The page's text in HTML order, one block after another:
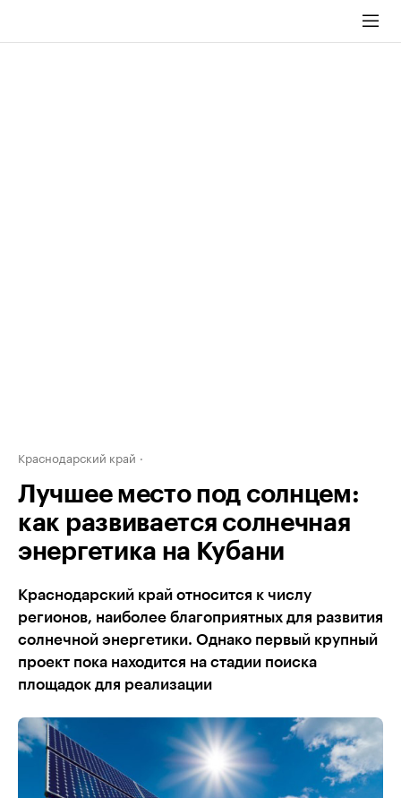
Краснодарский край
Лучшее место под солнцем:
как развивается солнечная
энергетика на Кубани
Краснодарский край относится к числу
регионов, наиболее благоприятных для развития
солнечной энергетики. Однако первый крупный
проект пока находится на стадии поиска
площадок для реализации